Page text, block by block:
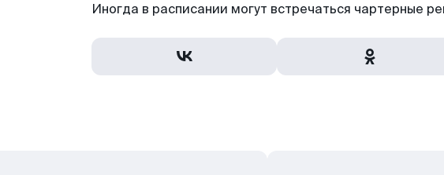
Иногда в расписании могут встречаться чартерные